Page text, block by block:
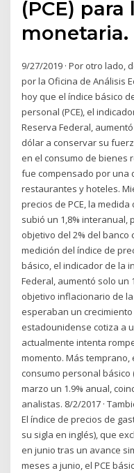
(PCE)
monetaria.
9/27/2019 · Por otro
por la Oficina de Análisis
hoy que el índice básico
personal (PCE), el
Reserva Federal,
dólar a conservar su
en el consumo de bienes
fue compensado por una
restaurantes y hoteles.
precios de PCE, la
subió un 1,8% interanual,
objetivo del 2% del banco
medición del índice de
básico, el indicador de la
Federal, aumentó solo un
objetivo inflacionario de
esperaban un crecimiento
estadounidense cotiza a
actualmente intenta
momento. Más temprano,
consumo personal básico
marzo un 1.9% anual,
analistas. 8/2/2017 ·
El índice de precios de
su sigla en inglés), que
en junio tras un avance
meses a junio, el PCE